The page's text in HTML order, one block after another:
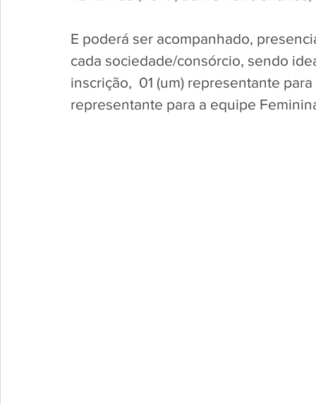
E poderá ser acompanhado,
cada sociedade/consórcio, sendo
inscrição,  01 (um) representante
representante para a equipe